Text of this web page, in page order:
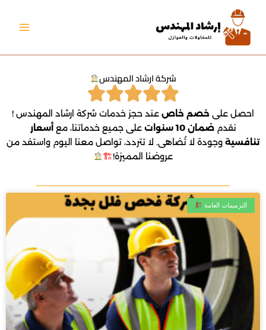
المحتوى
شركة ارشاد المهندس
احصل على خصم خاص عند حجز خدمات شركة ارشاد المهندس !
نقدمضمان 10 سنوات على جميع خدماتنا، معأسعار
تنافسية وجودة لا تُضاهى. لا تتردد، تواصل معنا اليوم واستفد من
عروضنا المميزة!🏗
الترميمات العامة